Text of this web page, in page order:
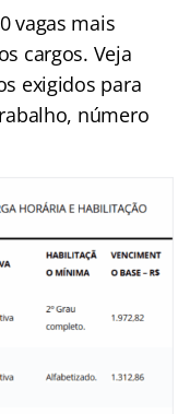
vagas mais
cargos. Veja
exigidos para
número